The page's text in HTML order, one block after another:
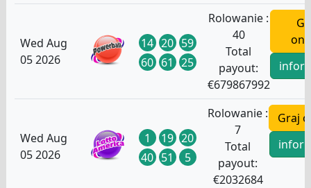
Wed Aug
05 2026
14 20 59
60 61 25
Rolowanie :
40
Total
payout:
€679867992
Wed Aug
05 2026
1 19 20
40 51 5
Rolowanie :
7
Total
payout:
€2032684
Graj